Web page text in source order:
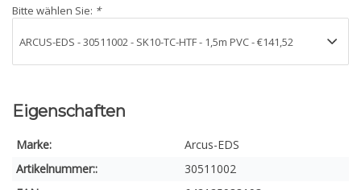
Bitte wählen Sie: *
Eigenschaften
Marke:
Arcus-EDS
Artikelnummer::
30511002